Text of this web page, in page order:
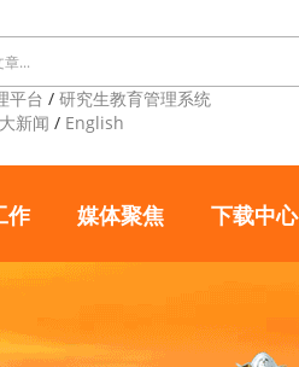
平台 /研究生教育管理系统
新闻 / English
作 媒体聚焦 下载中心